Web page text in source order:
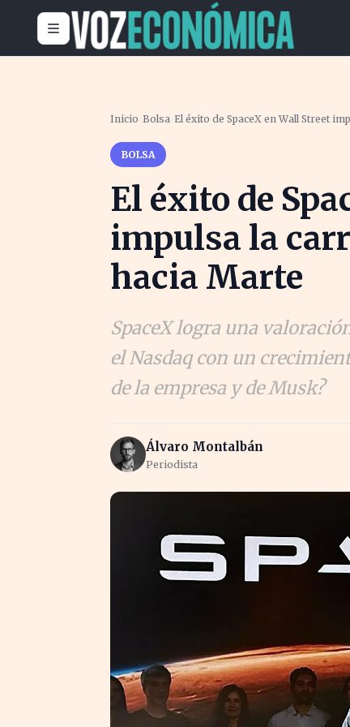
Inicio ›Bolsa›El éxito de SpaceX en Wall Street
BOLSA
El éxito de
impulsa la
hacia Marte
SpaceX logra una
el Nasdaq con un
de la empresa y de Musk?
Álvaro Montalbán
Periodista